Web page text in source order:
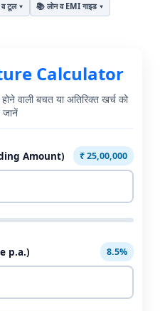
टूल 📚 लोन व EMI गाइड
Calculator
वाली बचत या अतिरिक्त खर्च को
Amount) ₹ 25,00,000
p.a.) 8.5%